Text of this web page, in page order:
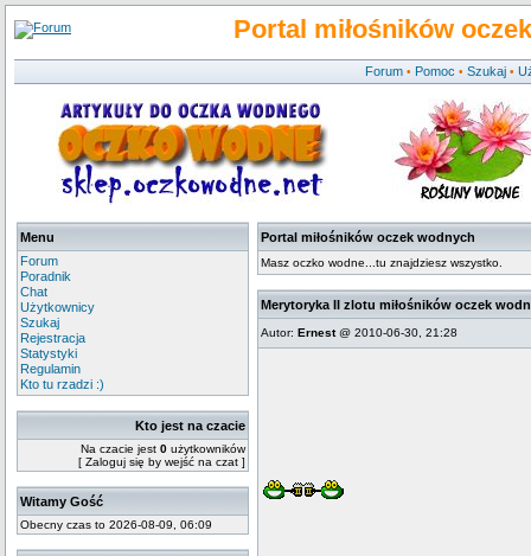
Portal miłośników
Forum • Pomoc • Szukaj •
Menu
Forum
Poradnik
Chat
Użytkownicy
Szukaj
Rejestracja
Statystyki
Regulamin
Kto tu rzadzi :)
Kto jest na czacie
Na czacie jest 0 użytkowników
[ Zaloguj się by wejść na czat ]
Witamy Gość
Obecny czas to 2026-08-09, 06:09
Portal miłośników oczek wodnych
Masz oczko wodne...tu znajdziesz wszystko.
Merytoryka II zlotu miłośników oczek
Autor: Ernest@ 2010-06-30, 21:28